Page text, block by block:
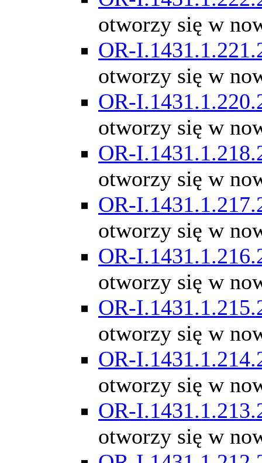
otworzy się w
OR-
otworzy się w
OR-
otworzy się w
OR-
otworzy się w
OR-
otworzy się w
OR-
otworzy się w
OR-
otworzy się w
OR-
otworzy się w
OR-
otworzy się w